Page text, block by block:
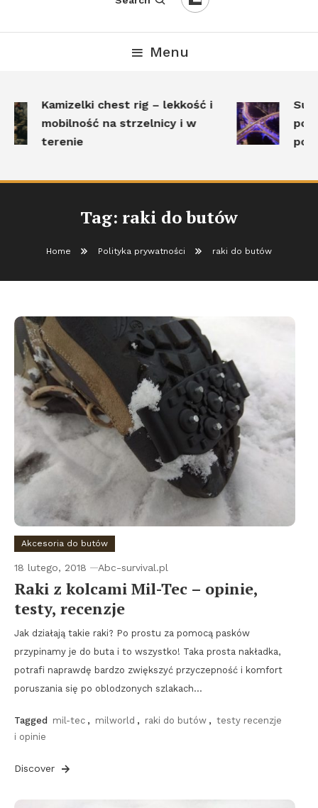
Menu
Kamizelki chest rig – lekkość i
mobilność na strzelnicy i w
terenie
Tag: raki do butów
Home Polityka prywatności raki do butów
Akcesoria do butów
18 lutego, 2018 Abc-survival.pl
Raki z kolcami Mil-Tec – opinie,
testy, recenzje
Jak działają takie raki? Po prostu za pomocą pasków
przypinamy je do buta i to wszystko! Taka prosta nakładka,
potrafi naprawdę bardzo zwiększyć przyczepność i komfort
poruszania się po oblodzonych szlakach…
Tagged mil-tec , milworld , raki do butów , testy recenzje
i opinie
Discover